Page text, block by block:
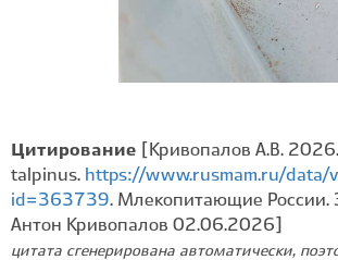
Цитирование
[Кривопалов А.В.
talpinus. https://www.rusmam.ru/data/
id=363739. Млекопитающие России.
Антон Кривопалов 02.06.2026]
цитата сгенерирована автоматически,